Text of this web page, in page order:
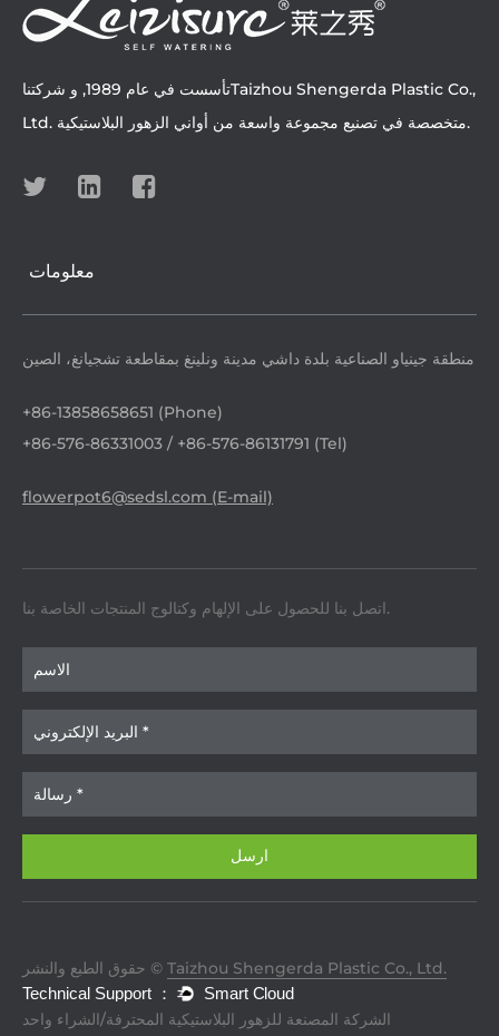
تأسست في عام 1989, و شركتناTaizhou Shengerda Plastic Co.,
Ltd. متخصصة في تصنيع مجموعة واسعة من أواني الزهور البلاستيكية.
معلومات
منطقة جينياو الصناعية بلدة داشي مدينة ونلينغ بمقاطعة تشجيانغ، الصين
+86-13858658651 (Phone)
+86-576-86331003 / +86-576-86131791 (Tel)
flowerpot6@sedsl.com (E-mail)
اتصل بنا للحصول على الإلهام وكتالوج المنتجات الخاصة بنا.
حقوق الطبع والنشر © Taizhou Shengerda Plastic Co., Ltd.
الشركة المصنعة للزهور البلاستيكية المحترفة/الشراء واحد